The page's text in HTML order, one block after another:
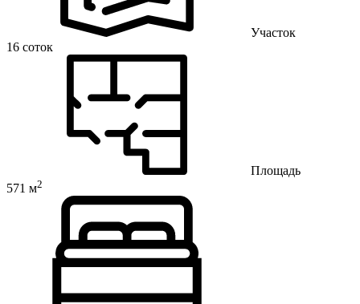
Участок
16 соток
Площадь
571 м2